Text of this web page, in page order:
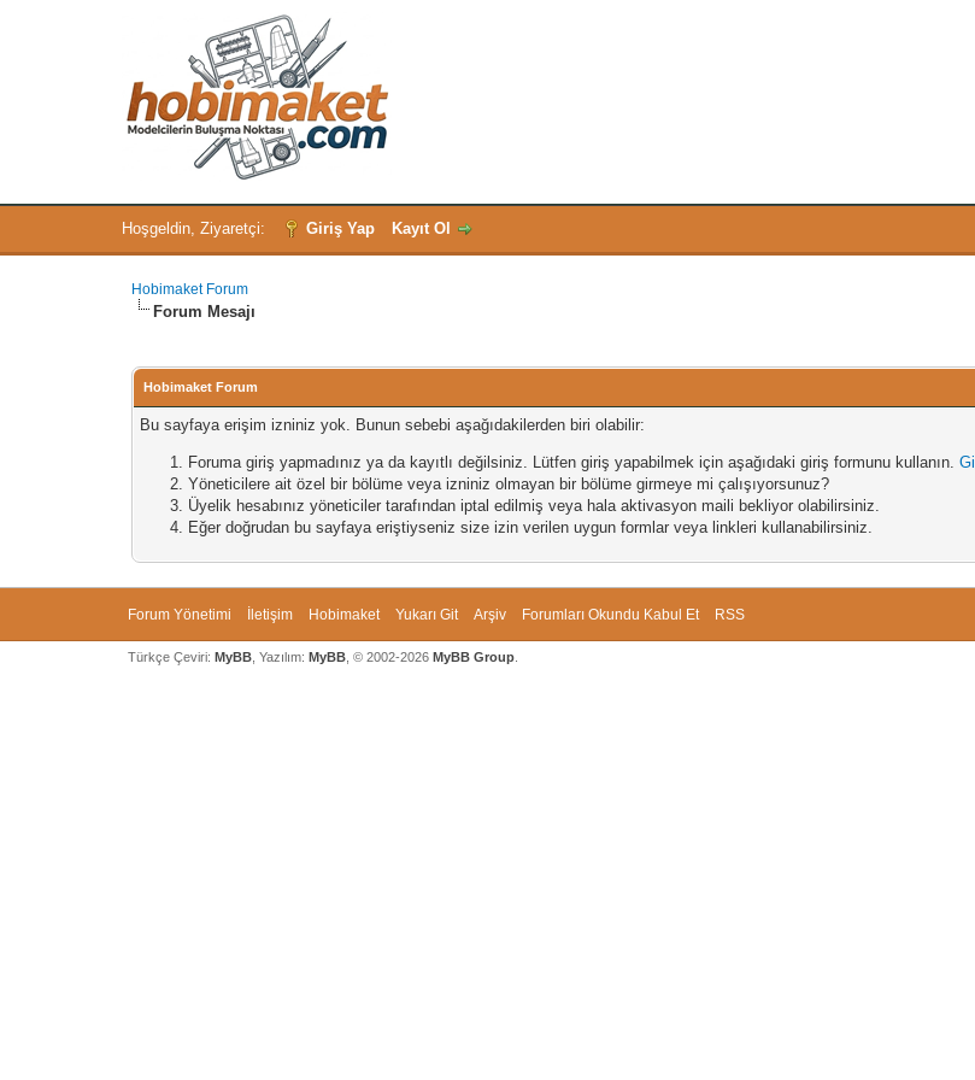
Hoşgeldin, Ziyaretçi: Giriş Yap Kayıt Ol
Hobimaket Forum
Forum Mesajı
Hobimaket Forum
Bu sayfaya erişim izniniz yok. Bunun sebebi aşağıdakilerden biri olabilir:
Foruma giriş yapmadınız ya da kayıtlı değilsiniz. Lütfen giriş yapabilmek için aşağıdaki giriş formunu kullanın.
Yöneticilere ait özel bir bölüme veya izniniz olmayan bir bölüme girmeye mi çalışıyorsunuz?
Üyelik hesabınız yöneticiler tarafından iptal edilmiş veya hala aktivasyon maili bekliyor olabilirsiniz.
Eğer doğrudan bu sayfaya eriştiyseniz size izin verilen uygun formlar veya linkleri kullanabilirsiniz.
Forum Yönetimi İletişim Hobimaket Yukarı Git Arşiv Forumları Okundu Kabul Et RSS
Türkçe Çeviri: MyBB, Yazılım: MyBB, © 2002-2026 MyBB Group.